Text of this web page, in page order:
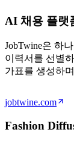
AI 채용 플랫
JobTwine은 하
이력서를 선별
가표를 생성하
jobtwine.com
Fashion